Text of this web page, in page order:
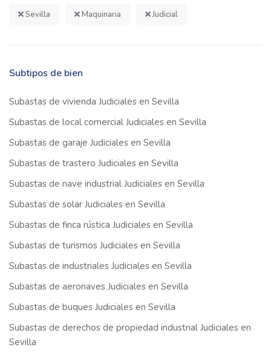
Sevilla Maquinaria Judicial
Subtipos de bien
Subastas de vivienda Judiciales en Sevilla
Subastas de local comercial Judiciales en Sevilla
Subastas de garaje Judiciales en Sevilla
Subastas de trastero Judiciales en Sevilla
Subastas de nave industrial Judiciales en Sevilla
Subastas de solar Judiciales en Sevilla
Subastas de finca rústica Judiciales en Sevilla
Subastas de turismos Judiciales en Sevilla
Subastas de industriales Judiciales en Sevilla
Subastas de aeronaves Judiciales en Sevilla
Subastas de buques Judiciales en Sevilla
Subastas de derechos de propiedad industrial Judiciales en
Sevilla